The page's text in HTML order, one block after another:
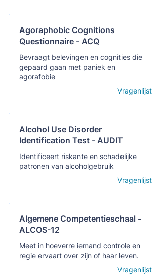
Agoraphobic Cognitions
Questionnaire - ACQ
Bevraagt belevingen en cognities die
gepaard gaan met paniek en
agorafobie
Кнопка
Vragenlijst
Alcohol Use Disorder
Identification Test - AUDIT
Identificeert riskante en schadelijke
patronen van alcoholgebruik
Кнопка
Vragenlijst
Algemene Competentieschaal -
ALCOS-12
Meet in hoeverre iemand controle en
regie ervaart over zijn of haar leven.
Vragenlijst